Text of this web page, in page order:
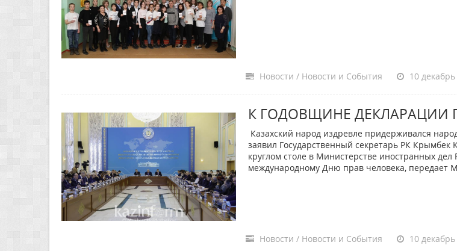
Новости / Новости и События 10 декабрь
К ГОДОВЩИНЕ ДЕКЛАРАЦИИ
Казахский народ издревле придерживался
заявил Государственный секретарь РК Крымбек
круглом столе в Министерстве иностранных
международному Дню прав человека, передает
Новости / Новости и События 10 декабрь